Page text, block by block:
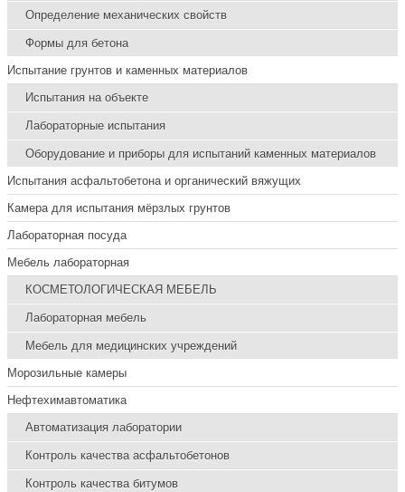
Определение механических свойств
Формы для бетона
Испытание грунтов и каменных материалов
Испытания на объекте
Лабораторные испытания
Оборудование и приборы для испытаний каменных материалов
Испытания асфальтобетона и органический вяжущих
Камера для испытания мёрзлых грунтов
Лабораторная посуда
Мебель лабораторная
КОСМЕТОЛОГИЧЕСКАЯ МЕБЕЛЬ
Лабораторная мебель
Мебель для медицинских учреждений
Морозильные камеры
Нефтехимавтоматика
Автоматизация лаборатории
Контроль качества асфальтобетонов
Контроль качества битумов